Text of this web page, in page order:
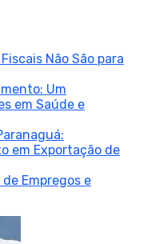
Não São para
Um
em Saúde e
em Exportação de
Empregos e